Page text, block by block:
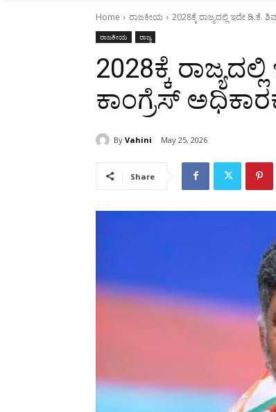
Home ರಾಜಕೀಯ 2028ಕ್ಕೆ ರಾಜ್ಯದಲ್ಲಿ ಇದೇ ಡಿ.ಕೆ.
ರಾಜಕೀಯ ರಾಜ್ಯ
2028ಕ್ಕೆ
ಕಾಂಗ್ರೆಸ್
By Vahini May 25, 2026
Share